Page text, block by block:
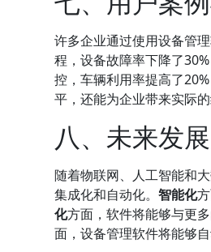
许多企业通过使用设备管
程，设备故障率下降了
控，车辆利用率提高了
平，还能为企业带来实际的
八、未来发
随着物联网、人工智能和
集成化和自动化。智能化
化方面，软件将能够与更
面，设备管理软件将能够